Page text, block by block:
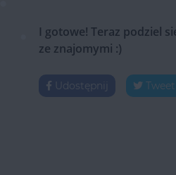
I gotowe! Teraz podziel
ze znajomymi :)
Udostępnij Tweet